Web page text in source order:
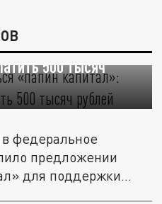
«папин капитал»:
500 тысяч
федеральное
предложении
для поддержки...